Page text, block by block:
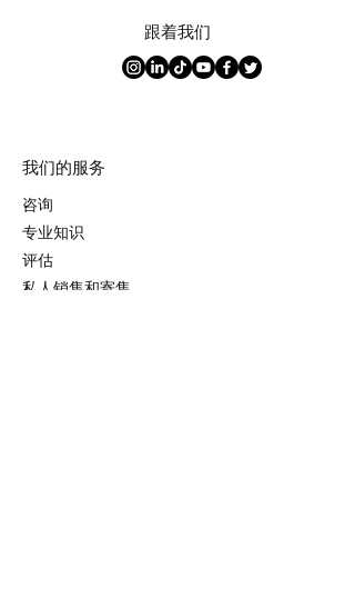
跟着我们
我们的服务
咨询
专业知识
评估
私人销售和寄售